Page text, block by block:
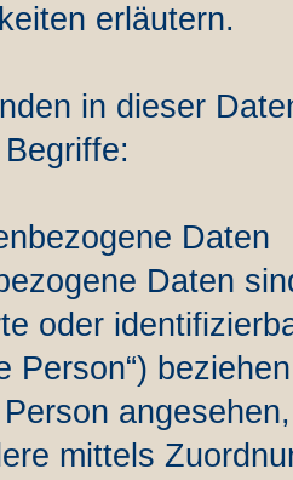
erläutern.
in dieser
Daten
Daten
oder
Person“)
mittels